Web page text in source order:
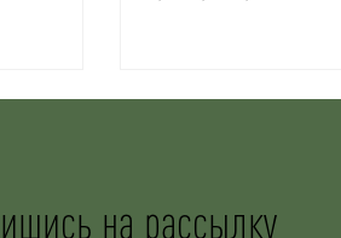
на рассылку